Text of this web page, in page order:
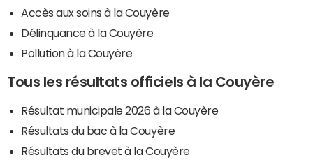
Accès aux soins à la Couyère
Délinquance à la Couyère
Pollution à la Couyère
Tous les résultats officiels à la Couyère
Résultat municipale 2026 à la Couyère
Résultats du bac à la Couyère
Résultats du brevet à la Couyère